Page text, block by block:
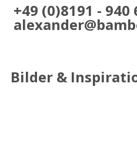
+49 (0)8191 - 940
Bilder &